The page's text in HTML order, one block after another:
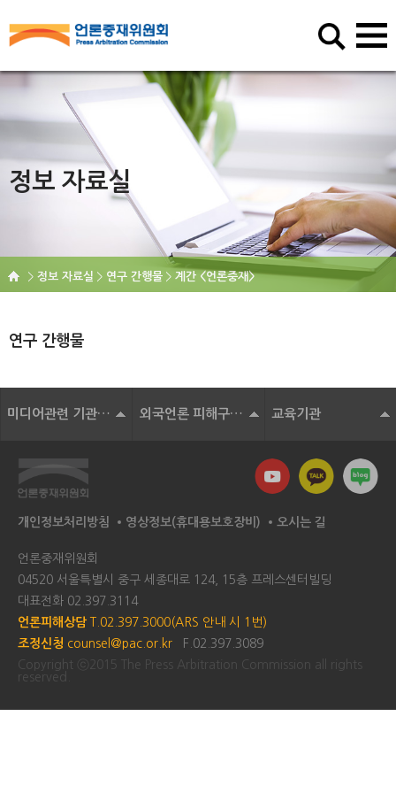
정보 자료실
정보 자료실 연구 간행물 계간 <언론중재>
연구 간행물
미디어관련 기관 및 단체 외국언론 피해구제기구 교육기관
개인정보처리방침 영상정보(휴대용보호장비) 오시는 길
언론중재위원회
04520 서울특별시 중구 세종대로 124, 15층 프레스센터빌딩
대표전화 02.397.3114
언론피해상담 T.02.397.3000(ARS 안내 시 1번)
조정신청 counsel@pac.or.kr
F.02.397.3089
Copyright ⓒ2015 The Press Arbitration Commission all rights
reserved.